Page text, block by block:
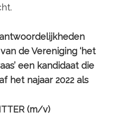
de Vereniging ‘het
een kandidaat die
het najaar 2022 als
(m/v)